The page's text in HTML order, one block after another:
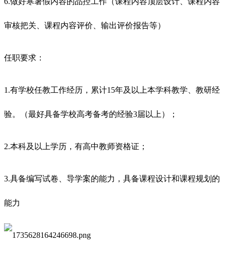
审核把关、课程内容评价、输出评价报告等）
任职要求：
1.有学校任教工作经历，累计15年及以上本学科教学、教研经
验。（最好具备学校高考备考的经验3届以上）；
2.本科及以上学历，有高中教师资格证；
3.具备编写试卷、导学案的能力，具备课程设计和课程规划的
能力